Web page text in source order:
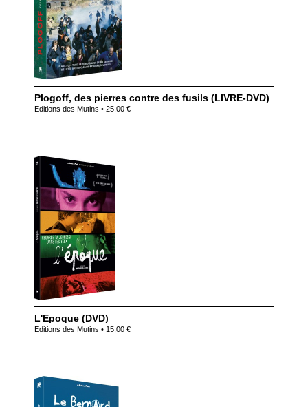
Plogoff, des pierres contre des fusils (LIVRE-DVD)
Editions des Mutins • 25,00 €
L'Epoque (DVD)
Editions des Mutins • 15,00 €